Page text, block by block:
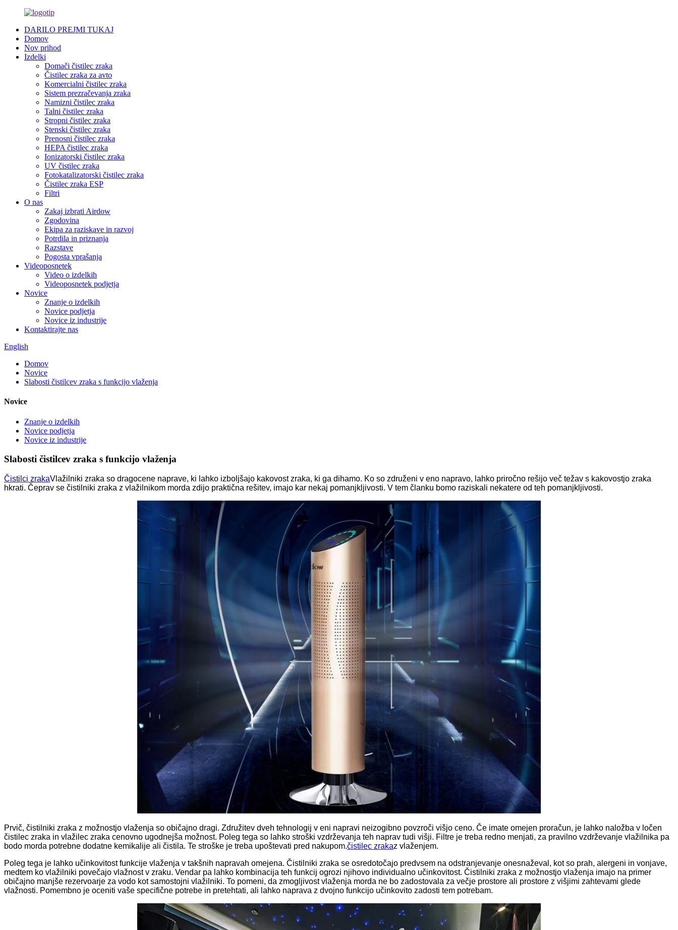
DARILO PREJMI TUKAJ
Domov
Nov prihod
Izdelki
Domači čistilec zraka
Čistilec zraka za avto
Komercialni čistilec zraka
Sistem prezračevanja zraka
Namizni čistilec zraka
Talni čistilec zraka
Stropni čistilec zraka
Stenski čistilec zraka
Prenosni čistilec zraka
HEPA čistilec zraka
Ionizatorski čistilec zraka
UV čistilec zraka
Fotokatalizatorski čistilec zraka
Čistilec zraka ESP
Filtri
O nas
Zakaj izbrati Airdow
Zgodovina
Ekipa za raziskave in razvoj
Potrdila in priznanja
Razstave
Pogosta vprašanja
Videoposnetek
Video o izdelkih
Videoposnetek podjetja
Novice
Znanje o izdelkih
Novice podjetja
Novice iz industrije
Kontaktirajte nas
English
Domov
Novice
Slabosti čistilcev zraka s funkcijo vlaženja
Novice
Znanje o izdelkih
Novice podjetja
Novice iz industrije
Slabosti čistilcev zraka s funkcijo vlaženja
Čistilci zrakaVlažilniki zraka so dragocene naprave, ki lahko izboljšajo kakovost zraka, ki ga dihamo. Ko so združeni v eno napravo, lahko priročno rešijo več težav s kakovostjo zraka
hkrati. Čeprav se čistilniki zraka z vlažilnikom morda zdijo praktična rešitev, imajo kar nekaj pomanjkljivosti. V tem članku bomo raziskali nekatere od teh pomanjkljivosti.
Prvič, čistilniki zraka z možnostjo vlaženja so običajno dragi. Združitev dveh tehnologij v eni napravi neizogibno povzroči višjo ceno. Če imate omejen proračun, je lahko naložba v ločen
čistilec zraka in vlažilec zraka cenovno ugodnejša možnost. Poleg tega so lahko stroški vzdrževanja teh naprav tudi višji. Filtre je treba redno menjati, za pravilno vzdrževanje vlažilnika pa
bodo morda potrebne dodatne kemikalije ali čistila. Te stroške je treba upoštevati pred nakupom.čistilec zrakaz vlaženjem.
Poleg tega je lahko učinkovitost funkcije vlaženja v takšnih napravah omejena. Čistilniki zraka se osredotočajo predvsem na odstranjevanje onesnaževal, kot so prah, alergeni in vonjave,
medtem ko vlažilniki povečajo vlažnost v zraku. Vendar pa lahko kombinacija teh funkcij ogrozi njihovo individualno učinkovitost. Čistilniki zraka z možnostjo vlaženja imajo na primer
običajno manjše rezervoarje za vodo kot samostojni vlažilniki. To pomeni, da zmogljivost vlaženja morda ne bo zadostovala za večje prostore ali prostore z višjimi zahtevami glede
vlažnosti. Pomembno je oceniti vaše specifične potrebe in pretehtati, ali lahko naprava z dvojno funkcijo učinkovito zadosti tem potrebam.